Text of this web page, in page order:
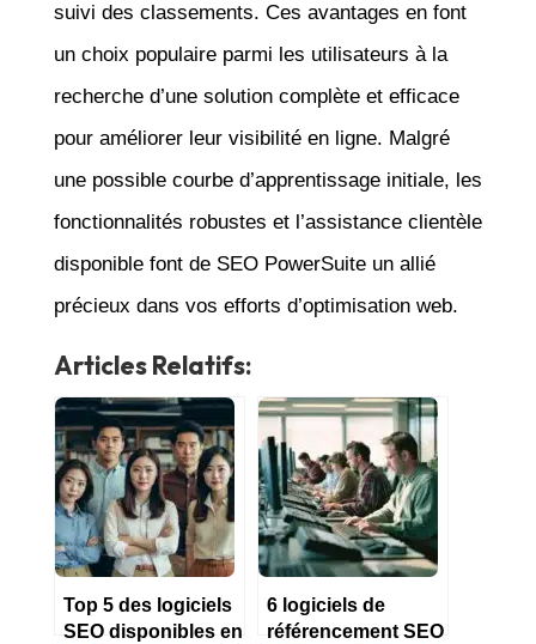
suivi des classements. Ces avantages en font
un choix populaire parmi les utilisateurs à la
recherche d’une solution complète et efficace
pour améliorer leur visibilité en ligne. Malgré
une possible courbe d’apprentissage initiale, les
fonctionnalités robustes et l’assistance clientèle
disponible font de SEO PowerSuite un allié
précieux dans vos efforts d’optimisation web.
Articles Relatifs:
Top 5 des logiciels
SEO disponibles en
6 logiciels de
référencement SEO